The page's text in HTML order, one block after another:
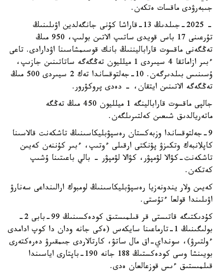
جىبەرۋدى ماقسات ەتكەن.
- 2025-جىلدىڭ 13-قاراشا كۇنى جانگەلدين اۋىلىنىڭ
تۇرعىنى 17 باس قويدى ساتىپ الاتىن بولىپ، 950 مىڭ
تەڭگەنى ماقسوت قاراباليننىڭ بانك قوسىمشاسىنا اۋدارادى. تاعى
ءبىر ازاماتقا 4 سيىردى 1 ميلليون تەڭگەگە ساتاتىنىن جازىپ،
ۇسىنىس بىلدىرگەن. 10-جەلتوقساندا تەك 2 سيىردى 500 مىڭ
تەڭگەگە الاتىنىن ايتقان، - دەدى پروكۋرور.
جالپى ماقسوت قارابالينگە 1 ميلليون 450 مىڭ تەڭگە
ماتەريالدىق شىعىن كەلتىرىلگەن.
9-جەلتوقساندا وزبەكستان رەسپۋبليكاسىنىڭ تاشكەنت قالاسىنا
كاپلانبەك وتكىزۋ پۋنكتى ارقىلى ءوتىپ، ءبىر كۇننەن كەيىن
تاشكەنت-كۋالا لۋمپۋر، كۋالا لۋمپۋر - بالي باعىتىنا ۇشىپ
كەتكەن.
كەيىن ولار يندونەزيا رەسپۋبليكاسىنىڭ لومبوك ارالىنداعى سەنارۋ
اۋىلىندا قولعا ءتۇستى.
كۇدىكتىگە قاتىستى قر قىلمىستىق كودەكسىنىڭ 99-بابى 2-
بولىگىنىڭ 1-تارماعىنا سايكەس (ەكى جانە ودان دا كوپ ادامدى
ءولتىرۋ)، سونداي-اق مال ساتۋ، كارتالاردى جىمقىرۋ دەرەكتەرى
بويىنشا وسى كودەكستىڭ 188 جانە 190-باپتارى اياسىندا
قىلمىستىق ءىس قوزعالعان ەدى.